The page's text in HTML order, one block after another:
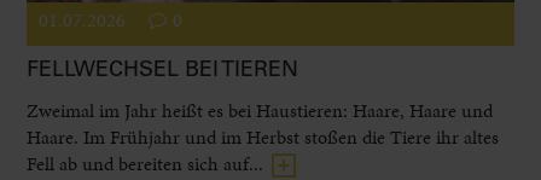
01.07.2026 0
FELLWECHSEL BEI TIEREN
Zweimal im Jahr heißt es bei Haustieren: Haare, Haare und
Haare. Im Frühjahr und im Herbst stoßen die Tiere ihr altes
Fell ab und bereiten sich auf...